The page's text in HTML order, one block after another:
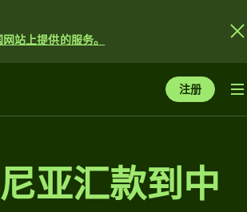
站上提供的服务。
注册
亚汇款到中